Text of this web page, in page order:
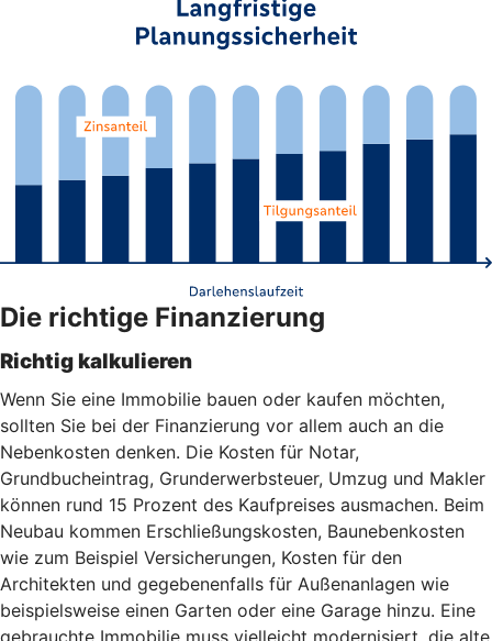
Die richtige Finanzierung
Richtig kalkulieren
Wenn Sie eine Immobilie bauen oder kaufen möchten,
sollten Sie bei der Finanzierung vor allem auch an die
Nebenkosten denken. Die Kosten für Notar,
Grundbucheintrag, Grunderwerbsteuer, Umzug und Makler
können rund 15 Prozent des Kaufpreises ausmachen. Beim
Neubau kommen Erschließungskosten, Baunebenkosten
wie zum Beispiel Versicherungen, Kosten für den
Architekten und gegebenenfalls für Außenanlagen wie
beispielsweise einen Garten oder eine Garage hinzu. Eine
gebrauchte Immobilie muss vielleicht modernisiert, die alte